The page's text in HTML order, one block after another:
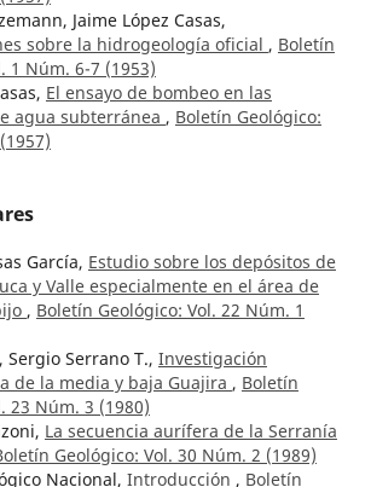
Jaime López Casas,
sobre la hidrogeología oficial , Boletín
1 Núm. 6-7 (1953)
El ensayo de bombeo en las
agua subterránea , Boletín Geológico:
García, Estudio sobre los depósitos de
y Valle especialmente en el área de
, Boletín Geológico: Vol. 22 Núm. 1
Sergio Serrano T., Investigación
de la media y baja Guajira , Boletín
23 Núm. 3 (1980)
La secuencia aurífera de la Serranía
Geológico: Vol. 30 Núm. 2 (1989)
Nacional, Introducción , Boletín